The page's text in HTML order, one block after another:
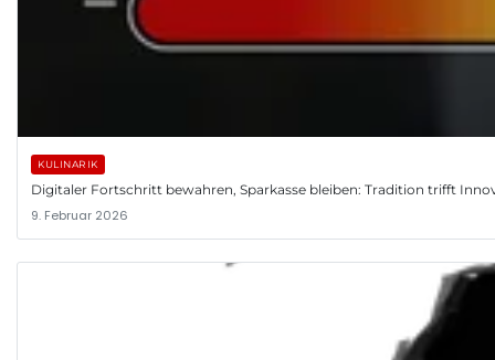
KULINARIK
Digitaler Fortschritt bewahren, Sparkasse bleiben: Tradition trifft
9. Februar 2026